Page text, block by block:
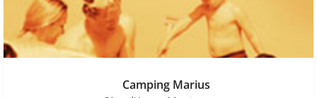
Camping Marius